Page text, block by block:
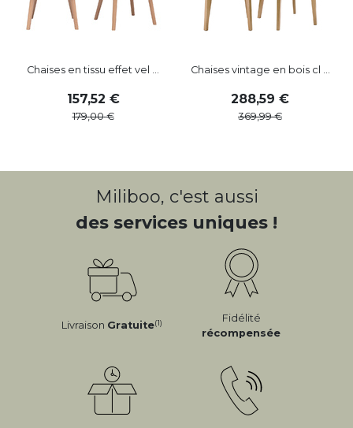
Chaises en tissu effet vel ...
157,52
179,00
Chaises vintage en bois cl ...
288,59
369,99
Miliboo, c'est aussi
des services uniques !
Livraison Gratuite(1)
Fidélité
récompensée